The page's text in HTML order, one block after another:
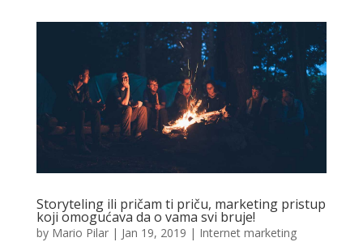
Storyteling ili pričam ti priču, marketing pristup
koji omogućava da o vama svi bruje!
by Mario Pilar| Jan 19, 2019 | Internet marketing